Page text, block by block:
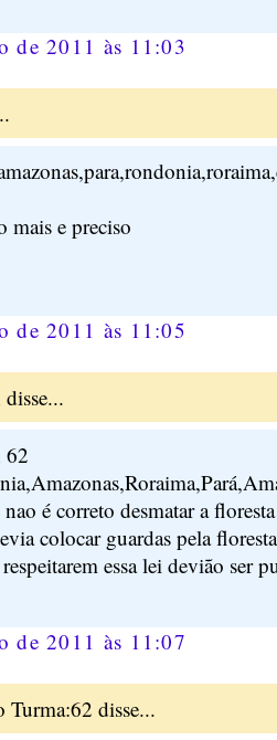
de 2011 às 11:03
mais e preciso
de 2011 às 11:05
62
é correto desmatar a
colocar guardas pela
essa lei devião ser
de 2011 às 11:07
Turma:62 disse...